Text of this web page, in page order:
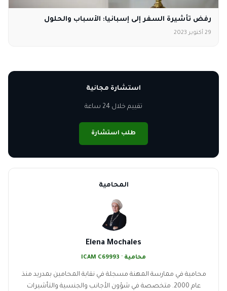
رفض تأشيرة السفر إلى إسبانيا: الأسباب والحلول
29 أكتوبر 2023
استشارة مجانية
تقييم خلال 24 ساعة
طلب استشارة
المحامية
Elena Mochales
محامية · ICAM C69993
محامية في ممارسة المهنة مسجلة في نقابة المحامين بمدريد منذ
عام 2000. متخصصة في شؤون الأجانب والجنسية والتأشيرات